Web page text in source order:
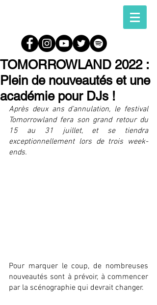
TOMORROWLAND 2022 :
Plein de nouveautés et une
académie pour DJs !
Après deux ans d’annulation, le festival
Tomorrowland fera son grand retour du
15 au 31 juillet, et se tiendra
exceptionnellement lors de trois week-
ends.
Pour marquer le coup, de nombreuses
nouveautés sont à prévoir, à commencer
par la scénographie qui devrait changer.